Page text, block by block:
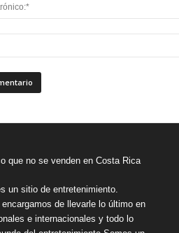
un sitio de entretenimiento.
de llevarle lo último en
e internacionales y todo lo